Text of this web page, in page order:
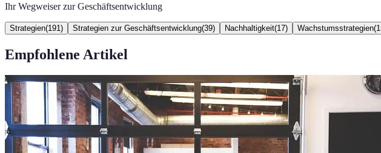
Ihr Wegweiser zur Geschäftsentwicklung
Strategien(191 ) Strategien zur Geschäftsentwicklung(39) Nachhaltigkeit(17) Wachstumsstrategien(
Empfohlene Artikel